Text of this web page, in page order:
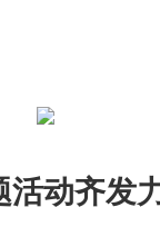
活动齐发